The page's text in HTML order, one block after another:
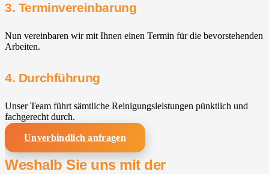
3. Terminvereinbarung
Nun vereinbaren wir mit Ihnen einen Termin für die bevorstehenden
Arbeiten.
4. Durchführung
Unser Team führt sämtliche Reinigungsleistungen pünktlich und
fachgerecht durch.
Unverbindlich anfragen
Weshalb Sie uns mit der